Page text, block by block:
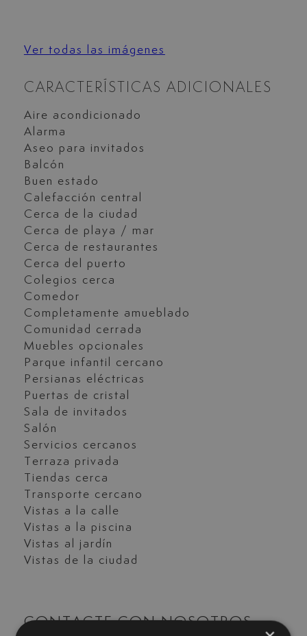
Ver todas las imágenes
CARACTERÍSTICAS ADICIONALES
Aire acondicionado
Alarma
Aseo para invitados
Balcón
Buen estado
Calefacción central
Cerca de la ciudad
Cerca de playa / mar
Cerca de restaurantes
Cerca del puerto
Colegios cerca
Comedor
Completamente amueblado
Comunidad cerrada
Muebles opcionales
Parque infantil cercano
Persianas eléctricas
Puertas de cristal
Sala de invitados
Salón
Servicios cercanos
Terraza privada
Tiendas cerca
Transporte cercano
Vistas a la calle
Vistas a la piscina
Vistas al jardín
Vistas de la ciudad
CONTACTE CON NOSOTROS